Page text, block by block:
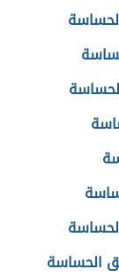
الحساسة